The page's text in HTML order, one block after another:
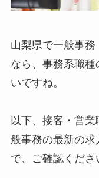
山梨県で一般事
なら、事務系職
いですね。
以下、接客・営
般事務の最新の
で、ご確認くださ